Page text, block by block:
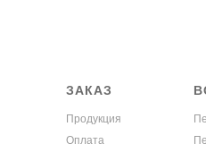
Оплата
Продукция
ЗАКАЗ